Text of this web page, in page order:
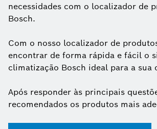
necessidades com o localizador de
Bosch.
Com o nosso localizador de
encontrar de forma rápida e fácil o
climatização Bosch ideal para a sua
Após responder às principais
recomendados os produtos mais